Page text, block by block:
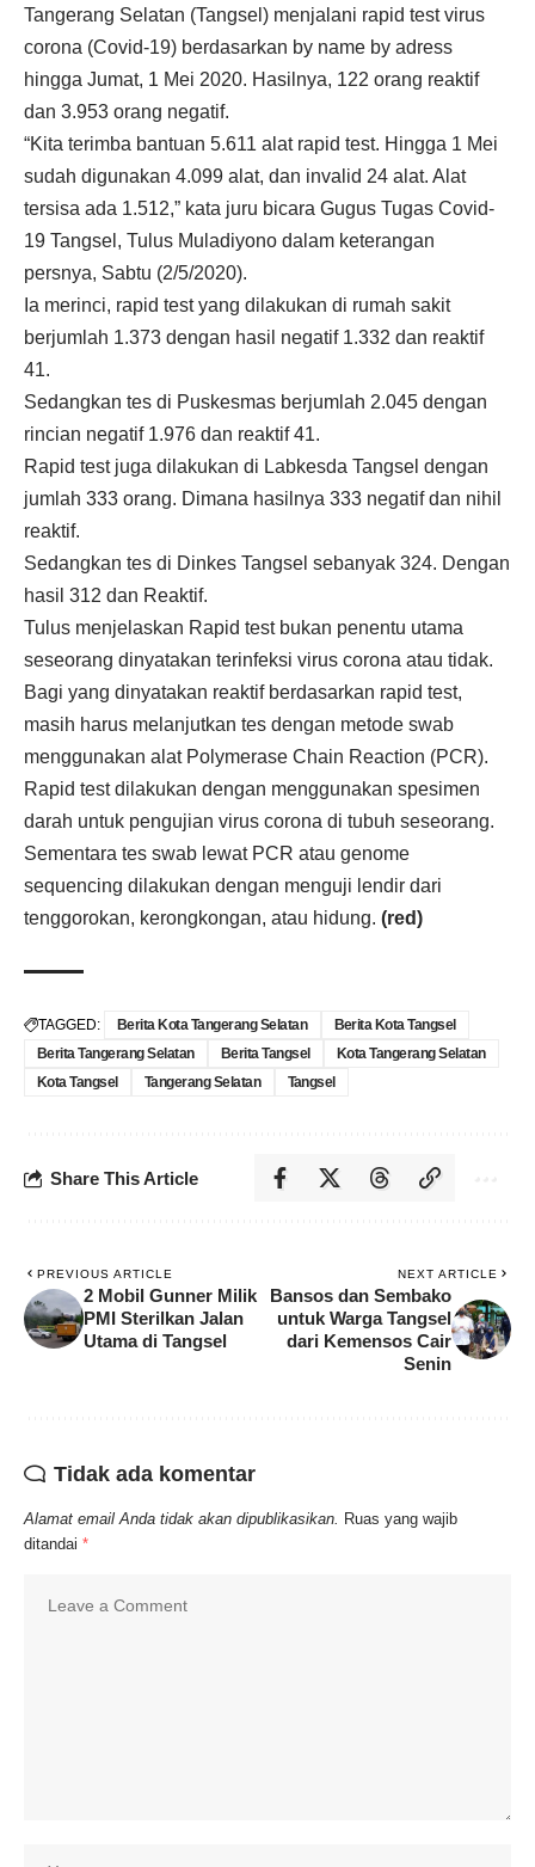
Tangerang Selatan (Tangsel) menjalani rapid test virus
corona (Covid-19) berdasarkan by name by adress
hingga Jumat, 1 Mei 2020. Hasilnya, 122 orang reaktif
dan 3.953 orang negatif.
“Kita terimba bantuan 5.611 alat rapid test. Hingga 1 Mei
sudah digunakan 4.099 alat, dan invalid 24 alat. Alat
tersisa ada 1.512,” kata juru bicara Gugus Tugas Covid-
19 Tangsel, Tulus Muladiyono dalam keterangan
persnya, Sabtu (2/5/2020).
Ia merinci, rapid test yang dilakukan di rumah sakit
berjumlah 1.373 dengan hasil negatif 1.332 dan reaktif
41.
Sedangkan tes di Puskesmas berjumlah 2.045 dengan
rincian negatif 1.976 dan reaktif 41.
Rapid test juga dilakukan di Labkesda Tangsel dengan
jumlah 333 orang. Dimana hasilnya 333 negatif dan nihil
reaktif.
Sedangkan tes di Dinkes Tangsel sebanyak 324. Dengan
hasil 312 dan Reaktif.
Tulus menjelaskan Rapid test bukan penentu utama
seseorang dinyatakan terinfeksi virus corona atau tidak.
Bagi yang dinyatakan reaktif berdasarkan rapid test,
masih harus melanjutkan tes dengan metode swab
menggunakan alat Polymerase Chain Reaction (PCR).
Rapid test dilakukan dengan menggunakan spesimen
darah untuk pengujian virus corona di tubuh seseorang.
Sementara tes swab lewat PCR atau genome
sequencing dilakukan dengan menguji lendir dari
tenggorokan, kerongkongan, atau hidung. (red)
TAGGED: Berita Kota Tangerang Selatan
Berita Kota Tangsel
Berita Tangerang Selatan
Berita Tangsel
Kota Tangerang Selatan
Kota Tangsel
Tangerang Selatan Tangsel
Share This Article
PREVIOUS ARTICLE
2 Mobil Gunner Milik
PMI Sterilkan Jalan
Utama di Tangsel
NEXT ARTICLE
Bansos dan Sembako
untuk Warga Tangsel
dari Kemensos Cair
Senin
Tidak ada komentar
Alamat email Anda tidak akan dipublikasikan. Ruas yang wajib
ditandai *